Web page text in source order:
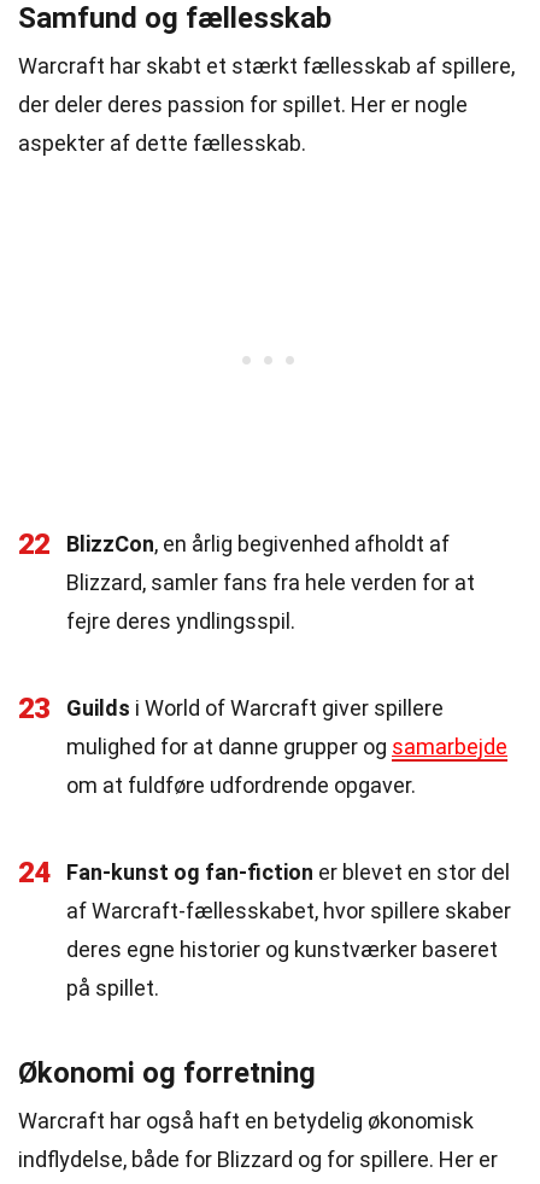
Samfund og fællesskab
Warcraft har skabt et stærkt fællesskab af spillere,
der deler deres passion for spillet. Her er nogle
aspekter af dette fællesskab.
22 BlizzCon, en årlig begivenhed afholdt af
Blizzard, samler fans fra hele verden for at
fejre deres yndlingsspil.
23 Guilds i World of Warcraft giver spillere
mulighed for at danne grupper og samarbejde
om at fuldføre udfordrende opgaver.
24 Fan-kunst og fan-fiction er blevet en stor del
af Warcraft-fællesskabet, hvor spillere skaber
deres egne historier og kunstværker baseret
på spillet.
Økonomi og forretning
Warcraft har også haft en betydelig økonomisk
indflydelse, både for Blizzard og for spillere. Her er